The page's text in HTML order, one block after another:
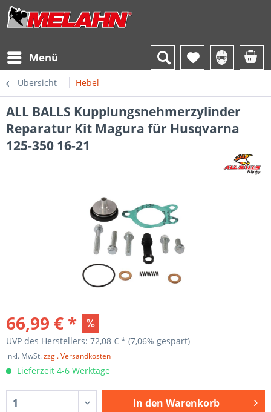
Menü
Übersicht Hebel
ALL BALLS Kupplungsnehmerzylinder
Reparatur Kit Magura für Husqvarna
125-350 16-21
66,99 € *
UVP des Herstellers: 72,08 € * (7,06% gespart)
inkl. MwSt.zzgl. Versandkosten
Lieferzeit 4-6 Werktage
In den Warenkorb